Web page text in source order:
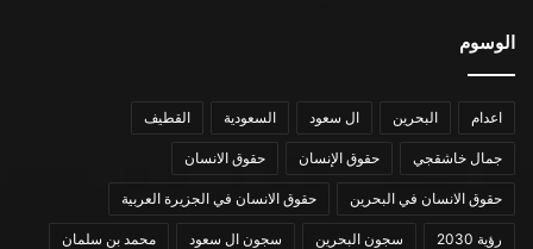
الوسوم
اعدام البحرين ال سعود السعودية القطيف
جمال خاشقجي حقوق الإنسان حقوق الانسان
حقوق الانسان في البحرين حقوق الانسان في الجزيرة العربية
رؤية 2030 سجون البحرين سجون ال سعود محمد بن سلمان